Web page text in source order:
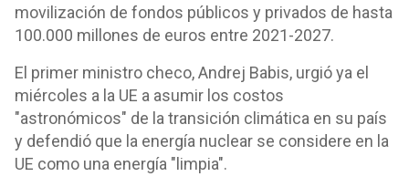
movilización de fondos públicos y privados de hasta
100.000 millones de euros entre 2021-2027.
El primer ministro checo, Andrej Babis, urgió ya el
miércoles a la UE a asumir los costos
"astronómicos" de la transición climática en su país
y defendió que la energía nuclear se considere en la
UE como una energía "limpia".